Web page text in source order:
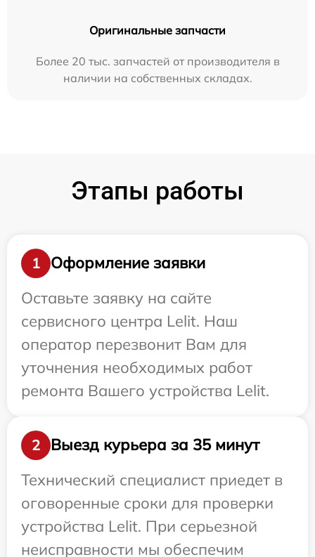
Оригинальные запчасти
Более 20 тыс. запчастей от производителя в
наличии на собственных складах.
Этапы работы
1
Оформление заявки
Оставьте заявку на сайте
сервисного центра Lelit. Наш
оператор перезвонит Вам для
уточнения необходимых работ
ремонта Вашего устройства Lelit.
2
Выезд курьера за 35 минут
Технический специалист приедет в
оговоренные сроки для проверки
устройства Lelit. При серьезной
неисправности мы обеспечим